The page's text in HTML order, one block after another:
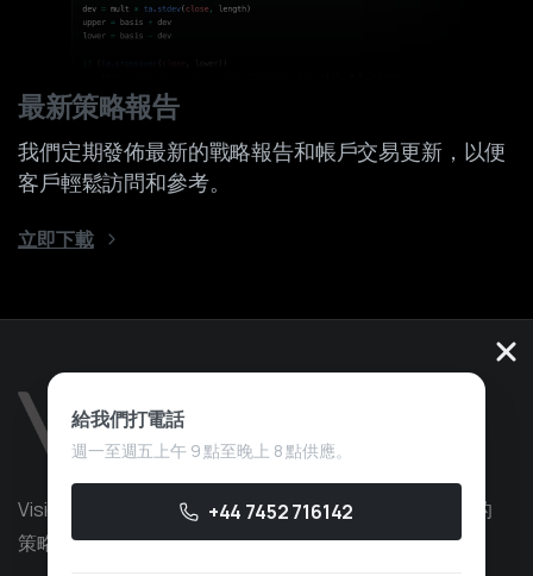
給我們打電話
週一至週五上午 9 點至晚上 8 點供應。
+44 7452 716142
最新策略報告
我們定期發佈最新的戰略報告和帳戶交易更新，以便
客戶輕鬆訪問和參考。
立即下載
Vision Quant 是一家量化交易服務公司，擁有超過 10 年的
策略開發經驗，專注於自營交易。